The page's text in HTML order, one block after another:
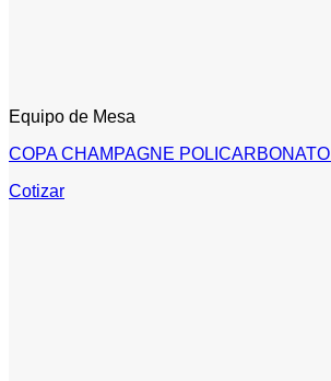
Equipo de Mesa
COPA CHAMPAGNE POLICARBONATO
Cotizar